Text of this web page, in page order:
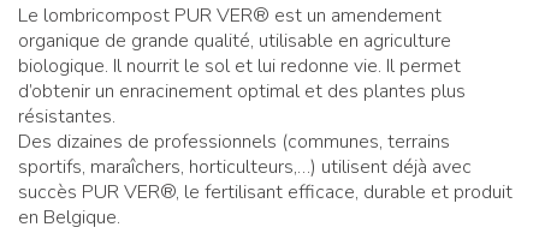
Le lombricompost PUR VER® est un amendement
organique de grande qualité, utilisable en agriculture
biologique. Il nourrit le sol et lui redonne vie. Il permet
d’obtenir un enracinement optimal et des plantes plus
résistantes.
Des dizaines de professionnels (communes, terrains
sportifs, maraîchers, horticulteurs,…) utilisent déjà avec
succès PUR VER®, le fertilisant efficace, durable et produit
en Belgique.